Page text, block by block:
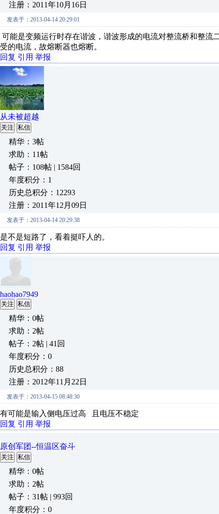
注册：2011年10月16日
发表于：2013-04-14 20:29:01
可能是变频运行时存在谐波，谐波形成的电流对整流桥和整
受的电流，故熔断器也熔断。
回复 引用 举报
从未被超越
关注 私信
精华：3帖
求助：11帖
帖子：108帖 | 1584回
年度积分：1
历史总积分：12293
注册：2011年12月09日
发表于：2013-04-14 20:29:38
是不是短路了，看着挺吓人的。
回复 引用 举报
haohao7949
关注 私信
精华：0帖
求助：2帖
帖子：2帖 | 41回
年度积分：0
历史总积分：88
注册：2012年11月22日
发表于：2013-04-15 08:48:30
有可能是输入侧电压过高 且电压不稳定
回复 引用 举报
原创军团--恒温区奋斗
关注 私信
精华：0帖
求助：2帖
帖子：31帖 | 993回
年度积分：0